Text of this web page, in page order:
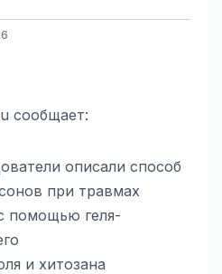
сообщает:
описали способ
при травмах
помощью геля-
и хитозана